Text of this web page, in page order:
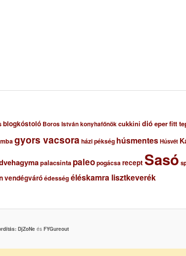
blogkóstoló Boros István konyhafőnökcukkini dió eperfitt
gyors vacsora házi pékség húsmentesHúsvét
palacsinta paleopogácsarecept Sasó
vendégváróédesség éléskamra lisztkeverék
DjZoNeés FYGureout